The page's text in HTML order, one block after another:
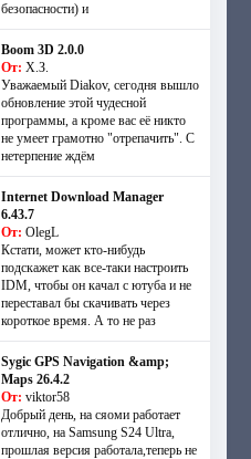
безопасности) и
Boom 3D 2.0.0
От: Х.З.
Уважаемый Diakov, сегодня вышло
обновление этой чудесной
программы, а кроме вас её никто
не умеет грамотно "отрепачить". С
нетерпение ждём
Internet Download Manager
6.43.7
От: OlegL
Кстати, может кто-нибудь
подскажет как все-таки настроить
IDM, чтобы он качал с ютуба и не
переставал бы скачивать через
короткое время. А то не раз
Sygic GPS Navigation &amp;
Maps 26.4.2
От: viktor58
Добрый день, на сяоми работает
отлично, на Samsung S24 Ultra,
прошлая версия работала,теперь не